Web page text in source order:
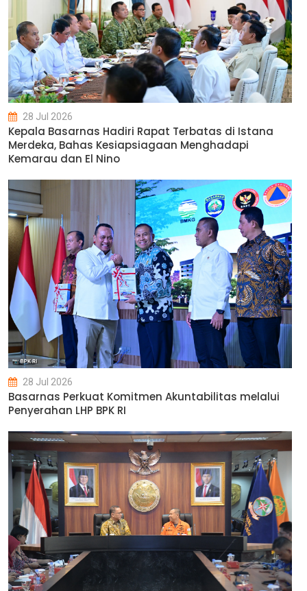
28 Jul 2026
Kepala Basarnas Hadiri Rapat Terbatas di Istana
Merdeka, Bahas Kesiapsiagaan Menghadapi
Kemarau dan El Nino
28 Jul 2026
Basarnas Perkuat Komitmen Akuntabilitas melalui
Penyerahan LHP BPK RI